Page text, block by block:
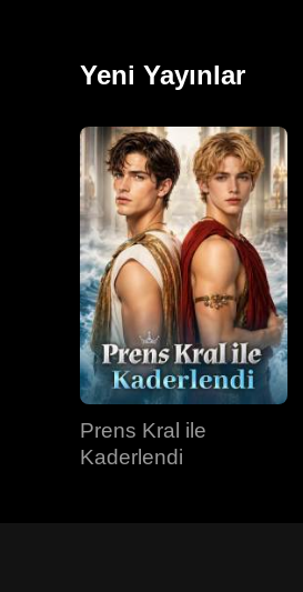
Yeni Yayınlar
Prens Kral ile
Kaderlendi